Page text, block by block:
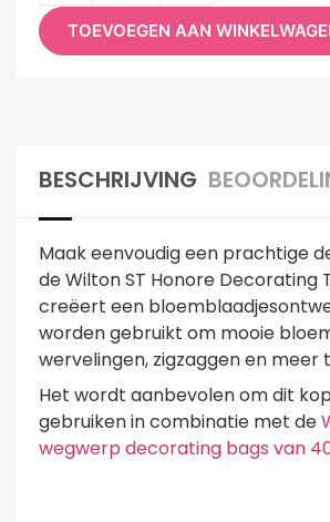
TOEVOEGEN AAN
BESCHRIJVING
Maak eenvoudig een prachtige
de Wilton ST Honore Decorating
creëert een
worden gebruikt om mooie
wervelingen, zigzaggen en meer
Het wordt aanbevolen om dit
gebruiken in combinatie met de
wegwerp decorating bags van